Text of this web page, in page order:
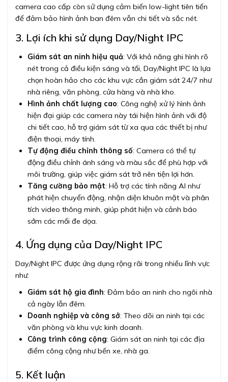
camera cao cấp còn sử dụng cảm biến low-light tiên tiến
để đảm bảo hình ảnh ban đêm vẫn chi tiết và sắc nét.
3. Lợi ích khi sử dụng Day/Night IPC
Giám sát an ninh hiệu quả: Với khả năng ghi hình rõ
nét trong cả điều kiện sáng và tối, Day/Night IPC là lựa
chọn hoàn hảo cho các khu vực cần giám sát 24/7 như
nhà riêng, văn phòng, cửa hàng và nhà kho.
Hình ảnh chất lượng cao: Công nghệ xử lý hình ảnh
hiện đại giúp các camera này tái hiện hình ảnh với độ
chi tiết cao, hỗ trợ giám sát từ xa qua các thiết bị như
điện thoại, máy tính.
Tự động điều chỉnh thông số: Camera có thể tự
động điều chỉnh ánh sáng và màu sắc để phù hợp với
môi trường, giúp việc giám sát trở nên tiện lợi hơn.
Tăng cường bảo mật: Hỗ trợ các tính năng AI như
phát hiện chuyển động, nhận diện khuôn mặt và phân
tích video thông minh, giúp phát hiện và cảnh báo
sớm các mối đe dọa.
4. Ứng dụng của Day/Night IPC
Day/Night IPC được ứng dụng rộng rãi trong nhiều lĩnh vực
như:
Giám sát hộ gia đình: Đảm bảo an ninh cho ngôi nhà
cả ngày lẫn đêm.
Doanh nghiệp và công sở: Theo dõi an ninh tại các
văn phòng và khu vực kinh doanh.
Công trình công cộng: Giám sát an ninh tại các địa
điểm công cộng như bến xe, nhà ga.
5. Kết luận